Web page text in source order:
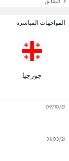
المواجهات المباشرة
جورجيا
09/10/21
31/03/21